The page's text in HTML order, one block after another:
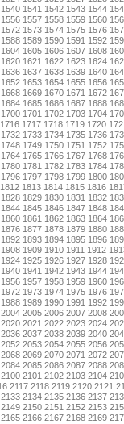
1540 1541 1542 1543 1544
1556 1557 1558 1559 1560
1572 1573 1574 1575 1576
1588 1589 1590 1591 1592
1604 1605 1606 1607 1608
1620 1621 1622 1623 1624
1636 1637 1638 1639 1640
1652 1653 1654 1655 1656
1668 1669 1670 1671 1672
1684 1685 1686 1687 1688
1700 1701 1702 1703 1704
1716 1717 1718 1719 1720
1732 1733 1734 1735 1736
1748 1749 1750 1751 1752
1764 1765 1766 1767 1768
1780 1781 1782 1783 1784
1796 1797 1798 1799 1800
1812 1813 1814 1815 1816
1828 1829 1830 1831 1832
1844 1845 1846 1847 1848
1860 1861 1862 1863 1864
1876 1877 1878 1879 1880
1892 1893 1894 1895 1896
1908 1909 1910 1911 1912
1924 1925 1926 1927 1928
1940 1941 1942 1943 1944
1956 1957 1958 1959 1960
1972 1973 1974 1975 1976
1988 1989 1990 1991 1992
2004 2005 2006 2007 2008
2020 2021 2022 2023 2024
2036 2037 2038 2039 2040
2052 2053 2054 2055 2056
2068 2069 2070 2071 2072
2084 2085 2086 2087 2088
2100 2101 2102 2103 2104
2117 2118 2119 2120 2121
2133 2134 2135 2136 2137
2149 2150 2151 2152 2153
2165 2166 2167 2168 2169